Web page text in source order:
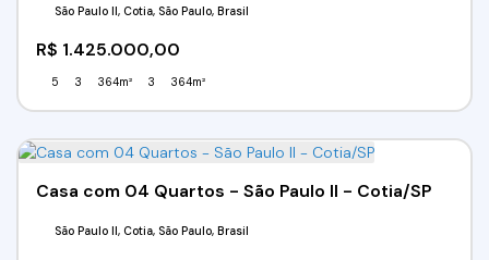
R$ 1.425.000,00
São Paulo II, Cotia, São Paulo, Brasil
5 3 364m² 3 364m²
Casa com 04 Quartos - São Paulo II - Cotia/SP
São Paulo II, Cotia, São Paulo, Brasil